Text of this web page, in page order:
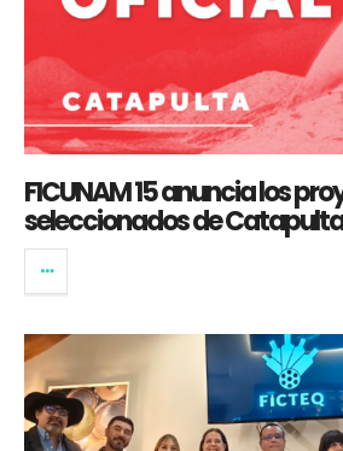
FICUNAM 15 anuncia los
seleccionados de